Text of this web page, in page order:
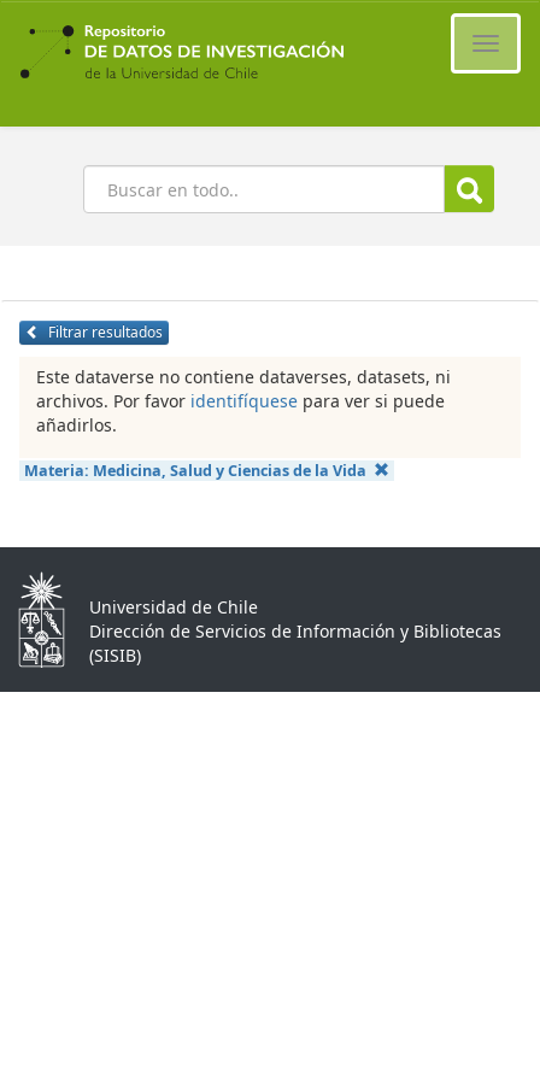
Ir
contenido
principal
Buscar
Filtrar resultados
Este dataverse no contiene dataverses, datasets, ni
archivos. Por favor identifíquese para ver si puede
añadirlos.
Materia: Medicina, Salud y Ciencias de la Vida
Universidad de Chile
Dirección de Servicios de Información y Bibliotecas
(SISIB)